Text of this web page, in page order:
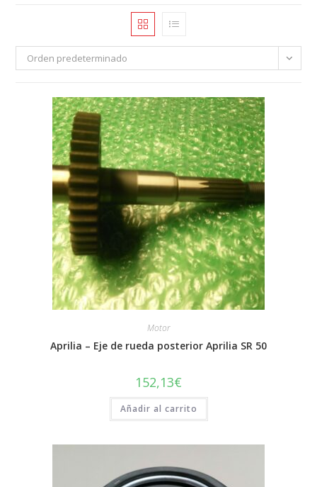
Orden predeterminado
Motor
Aprilia – Eje de rueda posterior Aprilia SR 50
152,13€
Añadir al carrito